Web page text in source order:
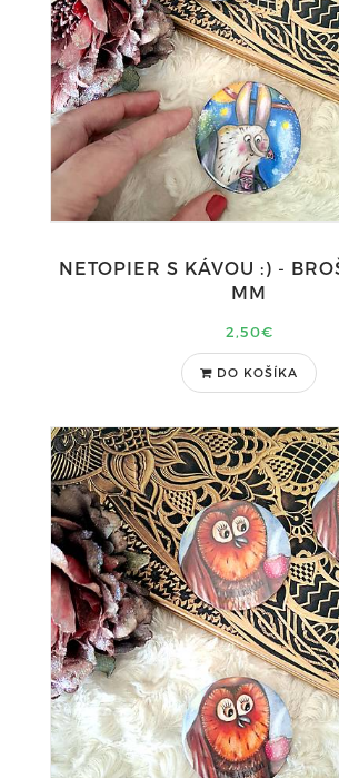
NETOPIER S KÁVOU :) -
MM
2,50€
DO KOŠÍKA